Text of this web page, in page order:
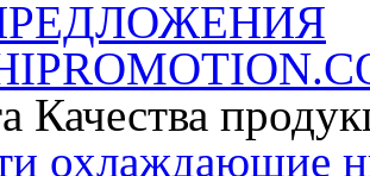
Качества
охлаждающие